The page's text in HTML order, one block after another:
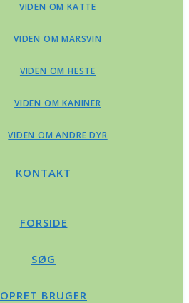
VIDEN OM KATTE
VIDEN OM MARSVIN
VIDEN OM HESTE
VIDEN OM KANINER
VIDEN OM ANDRE DYR
KONTAKT
FORSIDE
SØG
OPRET BRUGER